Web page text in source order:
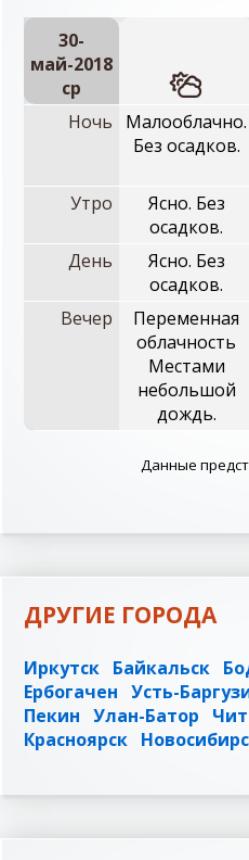
30-
май-2018
ср
Ночь
Малооблачно.
Без осадков.
Утро
Ясно. Без
осадков.
День
Ясно. Без
осадков.
Вечер
Переменная
облачность
Местами
небольшой
дождь.
Данные
ДРУГИЕ ГОРОДА
Иркутск Байкальск
Ербогачен Усть-
Пекин Улан-Батор
Красноярск